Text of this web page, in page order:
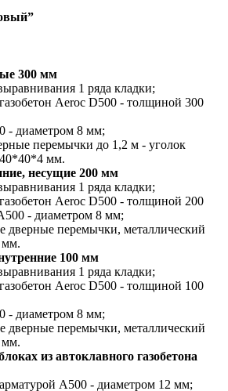
300 мм
1 ряда кладки;
Aeroc D500 - толщиной 300
- диаметром 8 мм;
перемычки до 1,2 м - уголок
мм.
несущие 200 мм
1 ряда кладки;
Aeroc D500 - толщиной 200
- диаметром 8 мм;
перемычки, металлический
мм.
100 мм
1 ряда кладки;
Aeroc D500 - толщиной 100
- диаметром 8 мм;
перемычки, металлический
мм.
из автоклавного газобетона
А500 - диаметром 12 мм;